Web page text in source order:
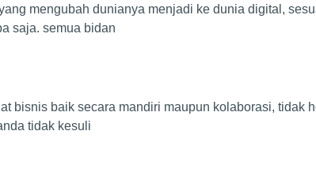
mengubah dunianya menjadi ke dunia digital,
saja. semua bidan
bisnis baik secara mandiri maupun kolaborasi, tidak
tidak kesuli